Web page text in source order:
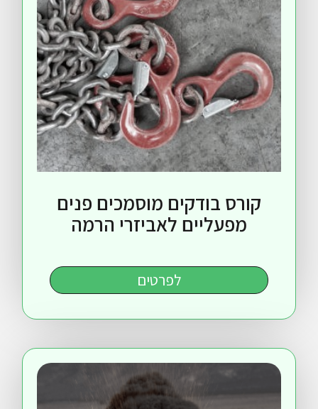
בודקים מוסמכים פנים
מפעליים לאביזרי הרמה